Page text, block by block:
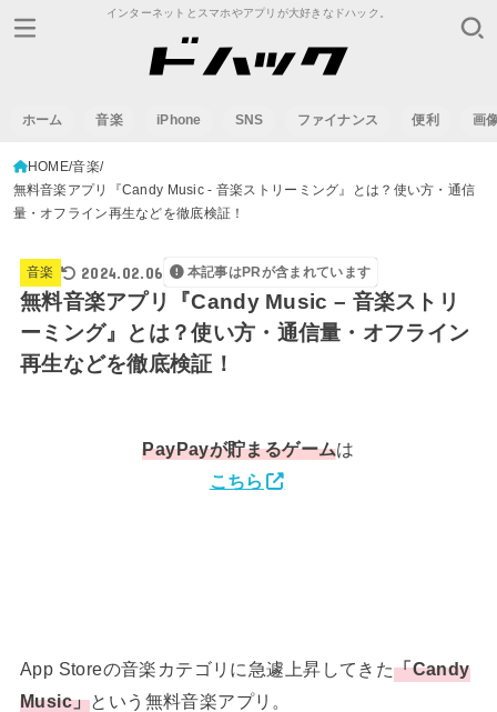
インターネットとスマホやアプリが大好きなドハック。
ホーム 音楽 iPhone SNS ファイナンス 便利 画
HOME 音楽
無料音楽アプリ『Candy Music - 音楽ストリーミング』とは？使い方・通信
量・オフライン再生などを徹底検証！
音楽 2024.02.06 本記事はPRが含まれています
無料音楽アプリ『Candy Music – 音楽ストリ
ーミング』とは？使い方・通信量・オフライン
再生などを徹底検証！
PayPayが貯まるゲームは
こちら
App Storeの音楽カテゴリに急遽上昇してきた「Candy
Music」という無料音楽アプリ。